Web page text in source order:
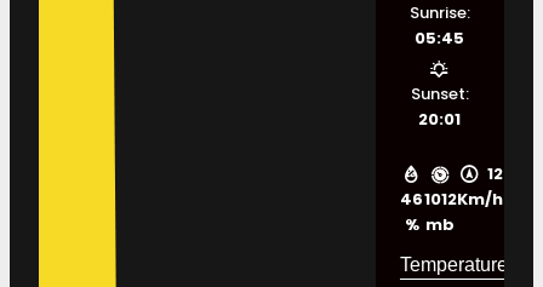
46
%
1012
mb
12
Km/h
Sunrise:
05:45
Sunset:
20:01